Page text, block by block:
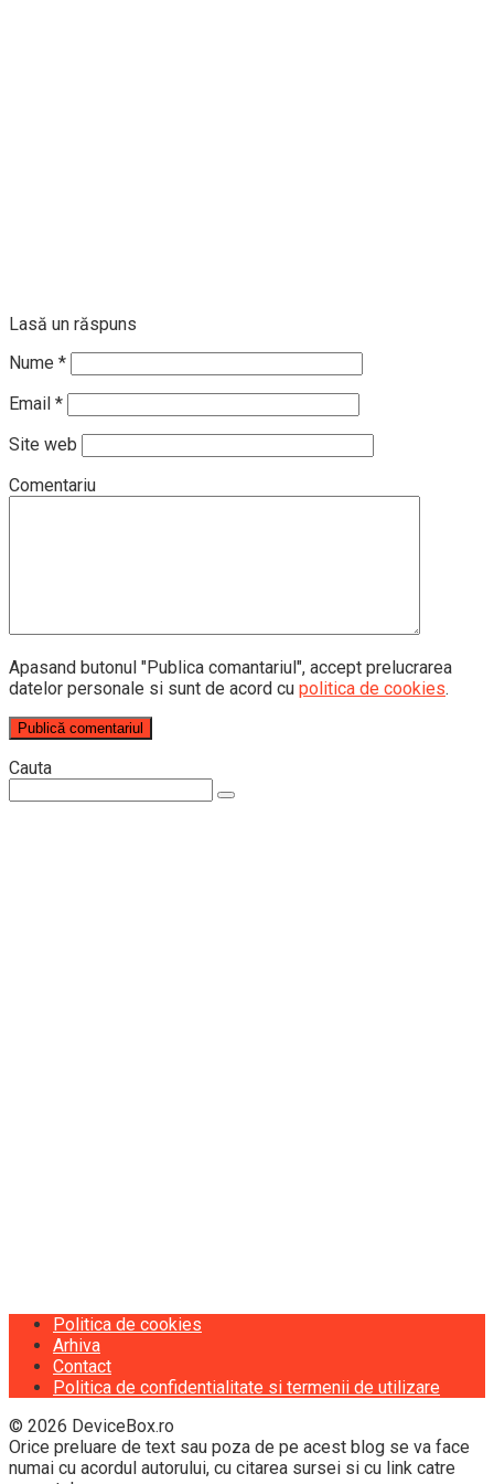
Lasă un răspuns
Nume *
Email *
Site web
Comentariu
Apasand butonul "Publica comantariul", accept prelucrarea
datelor personale si sunt de acord cu politica de cookies.
Cauta
Politica de cookies
Arhiva
Contact
Politica de confidentialitate si termenii de utilizare
© 2026 DeviceBox.ro
Orice preluare de text sau poza de pe acest blog se va face
numai cu acordul autorului, cu citarea sursei si cu link catre